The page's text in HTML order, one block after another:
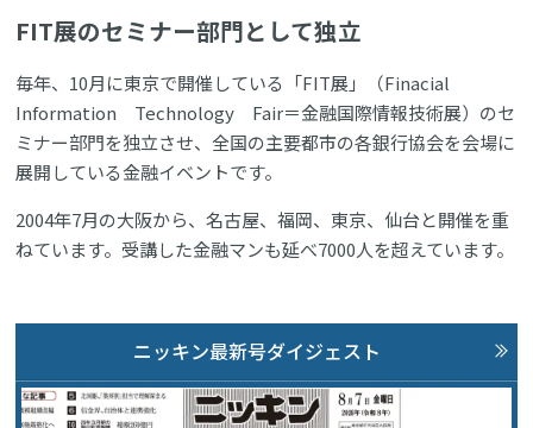
FIT展のセミナー部門として独立
毎年、10月に東京で開催している「FIT展」（Finacial
Information Technology Fair＝金融国際情報技術展）のセ
ミナー部門を独立させ、全国の主要都市の各銀行協会を会場に
展開している金融イベントです。
2004年7月の大阪から、名古屋、福岡、東京、仙台と開催を重
ねています。受講した金融マンも延べ7000人を超えています。
ニッキン最新号ダイジェスト